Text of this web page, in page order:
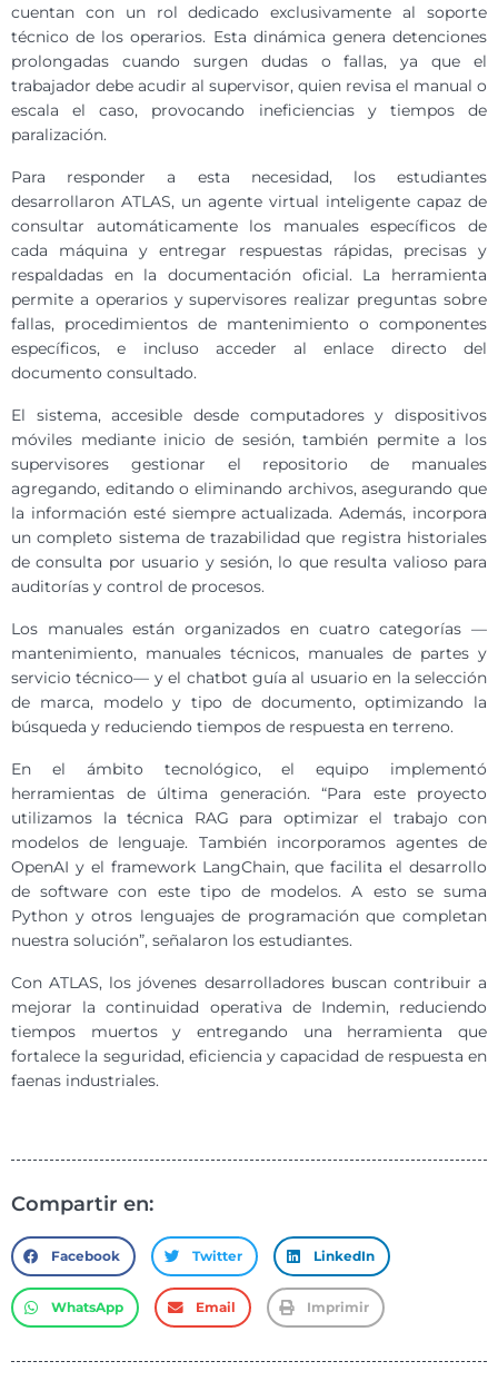
cuentan con un rol dedicado exclusivamente al soporte
técnico de los operarios. Esta dinámica genera detenciones
prolongadas cuando surgen dudas o fallas, ya que el
trabajador debe acudir al supervisor, quien revisa el manual o
escala el caso, provocando ineficiencias y tiempos de
paralización.
Para responder a esta necesidad, los estudiantes
desarrollaron ATLAS, un agente virtual inteligente capaz de
consultar automáticamente los manuales específicos de
cada máquina y entregar respuestas rápidas, precisas y
respaldadas en la documentación oficial. La herramienta
permite a operarios y supervisores realizar preguntas sobre
fallas, procedimientos de mantenimiento o componentes
específicos, e incluso acceder al enlace directo del
documento consultado.
El sistema, accesible desde computadores y dispositivos
móviles mediante inicio de sesión, también permite a los
supervisores gestionar el repositorio de manuales
agregando, editando o eliminando archivos, asegurando que
la información esté siempre actualizada. Además, incorpora
un completo sistema de trazabilidad que registra historiales
de consulta por usuario y sesión, lo que resulta valioso para
auditorías y control de procesos.
Los manuales están organizados en cuatro categorías —
mantenimiento, manuales técnicos, manuales de partes y
servicio técnico— y el chatbot guía al usuario en la selección
de marca, modelo y tipo de documento, optimizando la
búsqueda y reduciendo tiempos de respuesta en terreno.
En el ámbito tecnológico, el equipo implementó
herramientas de última generación. “Para este proyecto
utilizamos la técnica RAG para optimizar el trabajo con
modelos de lenguaje. También incorporamos agentes de
OpenAI y el framework LangChain, que facilita el desarrollo
de software con este tipo de modelos. A esto se suma
Python y otros lenguajes de programación que completan
nuestra solución”, señalaron los estudiantes.
Con ATLAS, los jóvenes desarrolladores buscan contribuir a
mejorar la continuidad operativa de Indemin, reduciendo
tiempos muertos y entregando una herramienta que
fortalece la seguridad, eficiencia y capacidad de respuesta en
faenas industriales.
Compartir en:
Facebook Twitter LinkedIn
WhatsApp Email Imprimir